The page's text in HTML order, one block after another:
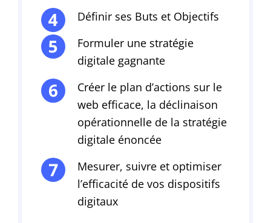
Définir ses Buts et Objectifs
Formuler une stratégie
digitale gagnante
Créer le plan d’actions sur le
web efficace, la déclinaison
opérationnelle de la stratégie
digitale énoncée
Mesurer, suivre et optimiser
l’efficacité de vos dispositifs
digitaux